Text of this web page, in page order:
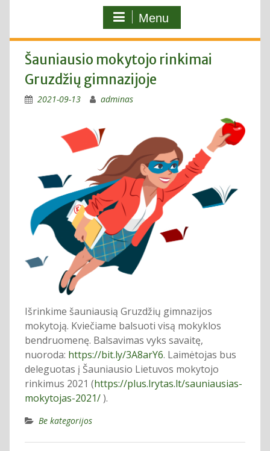
Menu
Šauniausio mokytojo rinkimai
Gruzdžių gimnazijoje
2021-09-13 adminas
Išrinkime šauniausią Gruzdžių gimnazijos
mokytoją. Kviečiame balsuoti visą mokyklos
bendruomenę. Balsavimas vyks savaitę,
nuoroda: https://bit.ly/3A8arY6. Laimėtojas bus
deleguotas į Šauniausio Lietuvos mokytojo
rinkimus 2021 (https://plus.lrytas.lt/sauniausias-
mokytojas-2021/).
Be kategorijos